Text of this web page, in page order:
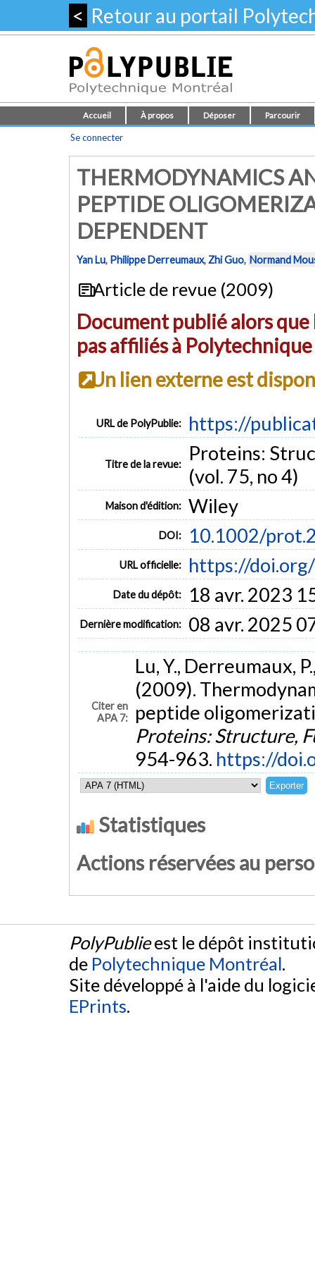
< Retour au portail
Accueil À propos Déposer Parcourir
Se connecter
THERMODYNAMICS
PEPTIDE
DEPENDENT
Yan Lu, Philippe Derreumaux, Zhi Guo, Normand
Article de revue (2009)
Document publié alors
pas affiliés à
Un lien externe est
URL de PolyPublie: https://
Titre de la revue:
Proteins:
(vol. 75, no 4)
Maison d'édition: Wiley
DOI: 10.1002/
URL officielle: https://
Date du dépôt: 18 avr. 2023
Dernière modification: 08 avr. 2025
Citer en
APA 7:
Lu, Y., Derreumaux,
(2009).
peptide
Proteins: Structure,
954-963. https://
Statistiques
Actions réservées au
PolyPublieest le dépôt
de Polytechnique Montréal.
Site développé à l'aide du
EPrints.